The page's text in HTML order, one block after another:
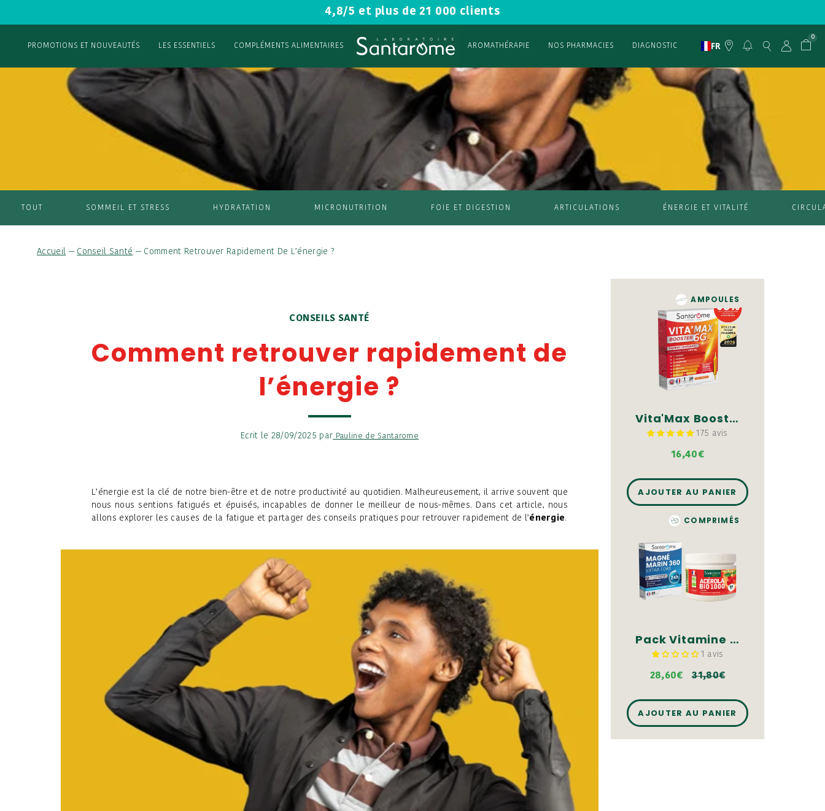
4,8/5 et plus de 21 000 clients
PROMOTIONS ET NOUVEAUTÉS LES ESSENTIELS COMPLÉMENTS ALIMENTAIRES AROMATHÉRAPIE NOS PHARMACIES DIAGNOSTIC FR
0
TOUT SOMMEIL ET STRESS HYDRATATION MICRONUTRITION FOIE ET DIGESTION ARTICULATIONS ÉNERGIE ET VITALITÉ
Accueil — Conseil Santé — Comment Retrouver Rapidement De L’énergie ?
CONSEILS SANTÉ
Comment retrouver rapidement de
l’énergie ?
Ecrit le 28/09/2025 par Pauline de Santarome
L’énergie est la clé de notre bien-être et de notre productivité au quotidien. Malheureusement, il arrive souvent que
nous nous sentions fatigués et épuisés, incapables de donner le meilleur de nous-mêmes. Dans cet article, nous
allons explorer les causes de la fatigue et partager des conseils pratiques pour retrouver rapidement de l’énergie.
AMPOULES
Vita'Max Booster 6G - 20 ampoules
175 avis
16,40€
AJOUTER AU PANIER
COMPRIMÉS
Pack Vitamine C & Magnésium - Comprimés
1 avis
28,60€ 31,80€
AJOUTER AU PANIER